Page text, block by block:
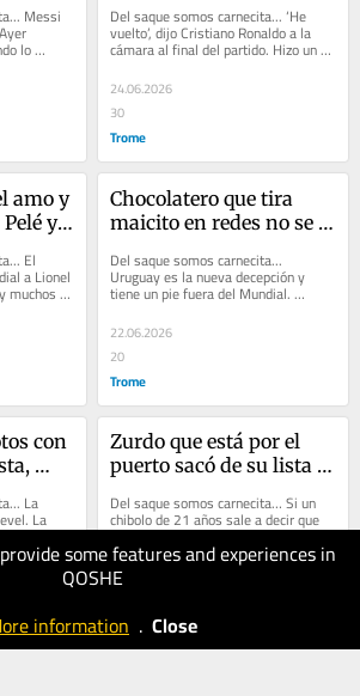
some features and experiences in
QOSHE
information . Close
Messi
lo
regalos.
los ‘pepones’
Del saque somos carnecita... ‘He
vuelto’, dijo Cristiano Ronaldo a la
cámara al final del partido. Hizo un
doblete ante Uzbekistán y seguro...
24.06.2026
30
Trome
amo y
y
El
a Lionel
muchos
a
Chocolatero que tira
maicito en redes no se
calidoso
Del saque somos carnecita...
Uruguay es la nueva decepción y
tiene un pie fuera del Mundial.
Apenas ha empatado con Arabia
Saudita y los zambitos de...
22.06.2026
20
Trome
con
La
La
ha dado
Zurdo que está por el
puerto sacó de su lista
ampayada con chico
reality
Del saque somos carnecita… Si un
chibolo de 21 años sale a decir que
Cristiano Ronaldo es uno más en el
equipo demuestra que ese camarín
está...
20.06.2026
Trome